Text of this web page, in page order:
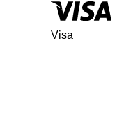
Visa